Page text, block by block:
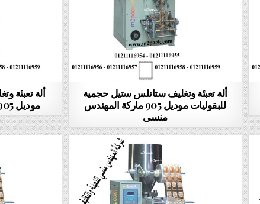
ألة تعبئة
موديل 905 ماركة المهندس منسى
ألة تعبئة وتغليف ستانلس ستيل حجمية
للبقوليات موديل 905 ماركة المهندس
منسى